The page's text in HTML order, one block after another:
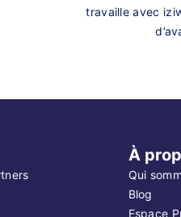
travaille avec
À
Qui
Blog
Espace